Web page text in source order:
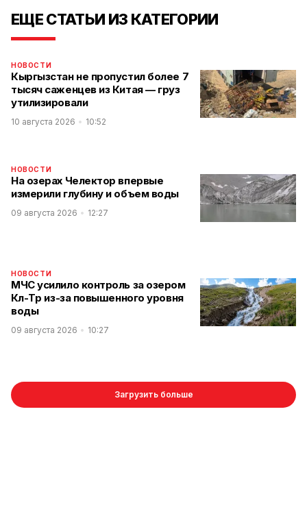
ЕЩЕ СТАТЬИ ИЗ КАТЕГОРИИ
НОВОСТИ
Кыргызстан не пропустил более 7
тысяч саженцев из Китая — груз
утилизировали
10 августа 2026 10:52
НОВОСТИ
На озерах Челектор впервые
измерили глубину и объем воды
09 августа 2026 12:27
НОВОСТИ
МЧС усилило контроль за озером
Көл-Төр из-за повышенного уровня
воды
09 августа 2026 10:27
Загрузить больше